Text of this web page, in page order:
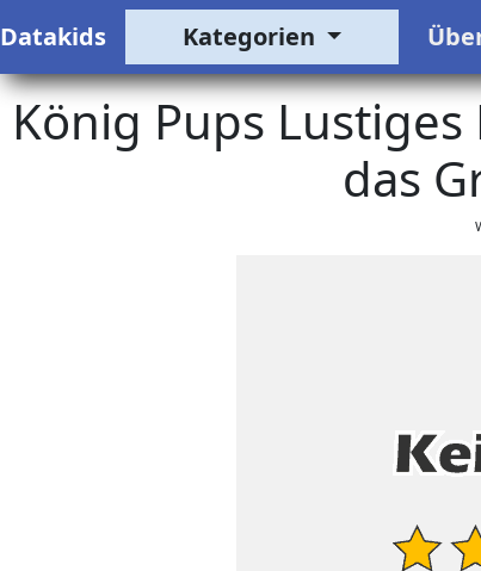
Datakids Kategorien
König Pups
das